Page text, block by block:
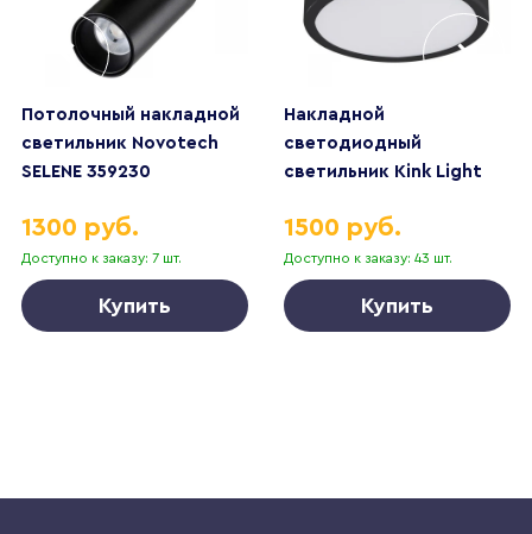
Потолочный накладной
светильник Novotech
SELENE 359230
Доступно к заказу: 7 шт.
1300 руб.
Купить
Накладной
светодиодный
светильник Kink Light
Доступно к заказу: 43 шт.
1500 руб.
Купить